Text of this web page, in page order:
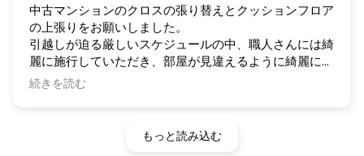
中古マンションのクロスの張り替えとクッションフロア
の上張りをお願いしました。
引越しが迫る厳しいスケジュールの中、職人さんには綺
麗に施行していただき、部屋が見違えるように綺麗にな
りました。
お陰様で清々しい気持ちで入居することができました。
急にご対応くださり、本当に助かりました。機会があり
ましたらまた是非お願いしたいです。
続きを読む
もっと読み込む